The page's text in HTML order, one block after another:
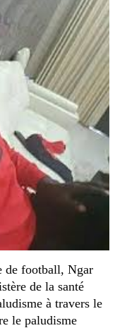
de football, Ngar
de la santé
à travers le
le paludisme